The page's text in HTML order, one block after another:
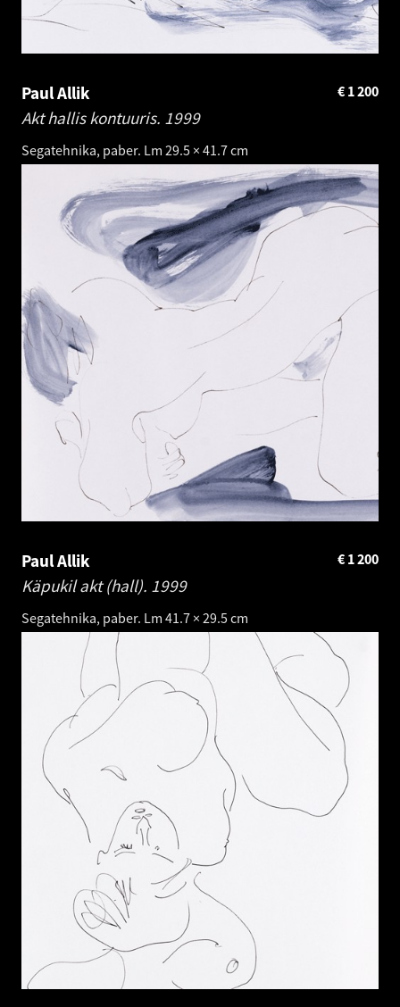
Paul Allik
Akt hallis kontuuris. 1999
Segatehnika, paber. Lm 29.5 × 41.7 cm
1 200
€
Paul Allik
Käpukil akt (hall). 1999
Segatehnika, paber. Lm 41.7 × 29.5 cm
1 200
€